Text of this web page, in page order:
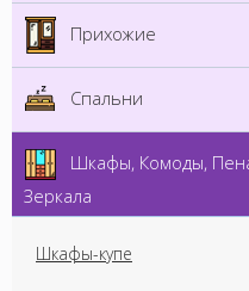
Прихожие
Спальни
Шкафы, Комоды,
Зеркала
Шкафы-купе